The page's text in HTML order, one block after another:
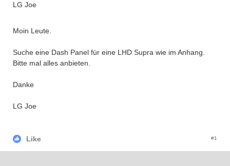
LG Joe
Moin Leute.
Suche eine Dash Panel für eine LHD Supra wie im Anhang.
Bitte mal alles anbieten.
Danke
LG Joe
Like #1